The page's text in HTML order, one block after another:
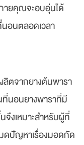
ายคุณจะอบอุ่นได้
อนตลอดเวลา
ลิตจากยางต้นพารา
ที่นอนยางพาราที่มี
จึงเหมาะสำหรับผู้ที่
ดปัญหาเรื่องมอดกัด